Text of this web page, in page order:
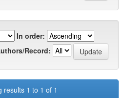
In order:
Record:
results 1 to 1 of 1